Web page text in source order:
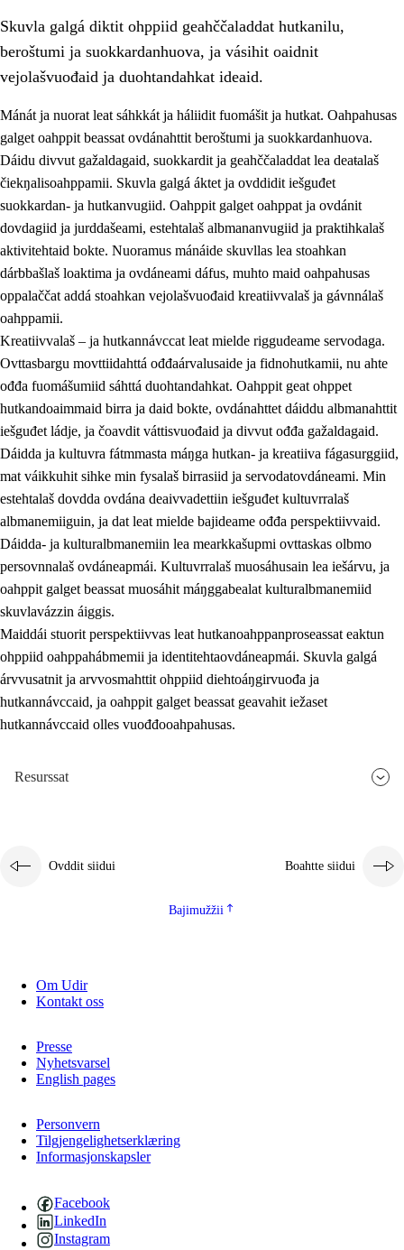
1. Oahpahusa árvovuođđu
1.1 Olmmošárvu
1.2 Identitehta ja kultuvrralaš girjáivuohta
1.3 Kritihkalaš jurddašeapmi ja ehtalaš diđolašvuohta
1.4 Hutkanillu, beroštupmi ja suokkardanhuovva
1.5
1.6 Demokratiija ja mielváikkuheapmi
Skuvla galgá diktit ohppiid geahččaladdat hutkanilu,
beroštumi ja suokkardanhuova, ja vásihit oaidnit
vejolašvuođaid ja duohtandahkat ideaid.
Mánát ja nuorat leat sáhkkát ja háliidit fuomášit ja hutkat. Oahpahusas
galget oahppit beassat ovdánahttit beroštumi ja suokkardanhuova.
Dáidu divvut gažaldagaid, suokkardit ja geahččaladdat lea deaŧalaš
čiekŋalisoahppamii. Skuvla galgá áktet ja ovddidit iešguđet
suokkardan- ja hutkanvugiid. Oahppit galget oahppat ja ovdánit
dovdagiid ja jurddašeami, estehtalaš albmananvugiid ja praktihkalaš
aktivitehtaid bokte. Nuoramus mánáide skuvllas lea stoahkan
dárbbašlaš loaktima ja ovdáneami dáfus, muhto maid oahpahusas
oppalaččat addá stoahkan vejolašvuođaid kreatiivvalaš ja gávnnálaš
oahppamii.
Kreatiivvalaš – ja hutkannávccat leat mielde riggudeame servodaga.
Ovttasbargu movttiidahttá ođđaárvalusaide ja fidnohutkamii, nu ahte
ođđa fuomášumiid sáhttá duohtandahkat. Oahppit geat ohppet
hutkandoaimmaid birra ja daid bokte, ovdánahttet dáiddu albmanahttit
iešguđet ládje, ja čoavdit váttisvuođaid ja divvut ođđa gažaldagaid.
Dáidda ja kultuvra fátmmasta máŋga hutkan- ja kreatiiva fágasurggiid,
mat váikkuhit sihke min fysalaš birrasiid ja servodatovdáneami. Min
estehtalaš dovdda ovdána deaivvadettiin iešguđet kultuvrralaš
albmanemiiguin, ja dat leat mielde bajideame ođđa perspektiivvaid.
Dáidda- ja kulturalbmanemiin lea mearkkašupmi ovttaskas olbmo
persovnnalaš ovdáneapmái. Kultuvrralaš muosáhusain lea iešárvu, ja
oahppit galget beassat muosáhit máŋggabealat kulturalbmanemiid
skuvlavázzin áiggis.
Maiddái stuorit perspektiivvas leat hutkanoahppanproseassat eaktun
ohppiid oahppahábmemii ja identitehtaovdáneapmái. Skuvla galgá
árvvusatnit ja arvvosmahttit ohppiid diehtoáŋgirvuođa ja
hutkannávccaid, ja oahppit galget beassat geavahit iežaset
hutkannávccaid olles vuođđooahpahusas.
Resurssat
Ovddit siidui Boahtte siidui
Bajimužžii
Om Udir
Kontakt oss
Presse
Nyhetsvarsel
English pages
Personvern
Tilgjengelighetserklæring
Informasjonskapsler
Facebook
LinkedIn
Instagram